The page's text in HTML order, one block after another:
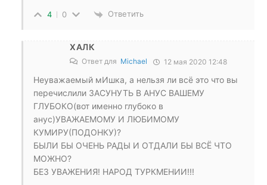
4 0 Ответить
ХАЛК
Ответ для Michael 12 мая 2020 12:48
Неуважаемый мИшка, а нельзя ли всё это что вы
перечислили ЗАСУНУТЬ В АНУС ВАШЕМУ
ГЛУБОКО(вот именно глубоко в
анус)УВАЖАЕМОМУ И ЛЮБИМОМУ
КУМИРУ(ПОДОНКУ)?
БЫЛИ БЫ ОЧЕНЬ РАДЫ И ОТДАЛИ БЫ ВСЁ ЧТО
МОЖНО?
БЕЗ УВАЖЕНИЯ! НАРОД ТУРКМЕНИИ!!!